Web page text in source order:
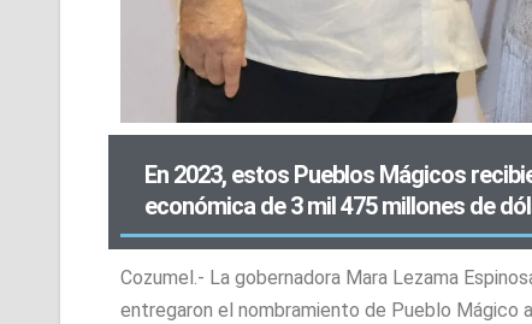
En 2023, estos Pueblos Mágicos
económica de 3 mil 475 millones de
Cozumel.- La gobernadora Mara Lezama
entregaron el nombramiento de Pueblo Mágico